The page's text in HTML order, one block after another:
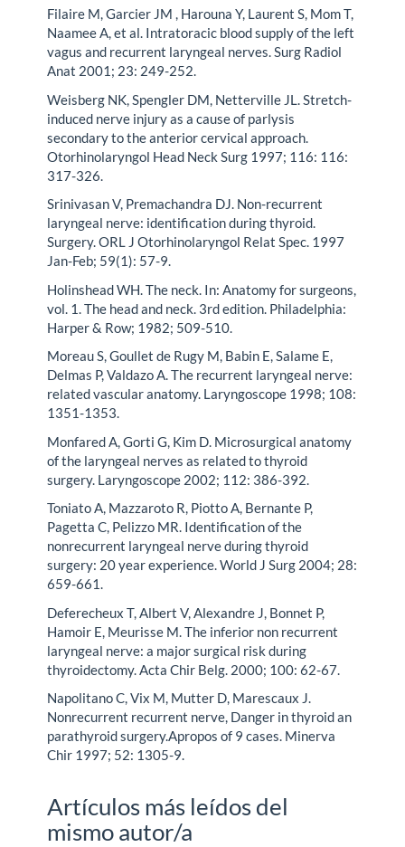
Filaire M, Garcier JM , Harouna Y, Laurent S, Mom T,
Naamee A, et al. Intratoracic blood supply of the left
vagus and recurrent laryngeal nerves. Surg Radiol
Anat 2001; 23: 249-252.
Weisberg NK, Spengler DM, Netterville JL. Stretch-
induced nerve injury as a cause of parlysis
secondary to the anterior cervical approach.
Otorhinolaryngol Head Neck Surg 1997; 116: 116:
317-326.
Srinivasan V, Premachandra DJ. Non-recurrent
laryngeal nerve: identification during thyroid.
Surgery. ORL J Otorhinolaryngol Relat Spec. 1997
Jan-Feb; 59(1): 57-9.
Holinshead WH. The neck. In: Anatomy for surgeons,
vol. 1. The head and neck. 3rd edition. Philadelphia:
Harper & Row; 1982; 509-510.
Moreau S, Goullet de Rugy M, Babin E, Salame E,
Delmas P, Valdazo A. The recurrent laryngeal nerve:
related vascular anatomy. Laryngoscope 1998; 108:
1351-1353.
Monfared A, Gorti G, Kim D. Microsurgical anatomy
of the laryngeal nerves as related to thyroid
surgery. Laryngoscope 2002; 112: 386-392.
Toniato A, Mazzaroto R, Piotto A, Bernante P,
Pagetta C, Pelizzo MR. Identification of the
nonrecurrent laryngeal nerve during thyroid
surgery: 20 year experience. World J Surg 2004; 28:
659-661.
Deferecheux T, Albert V, Alexandre J, Bonnet P,
Hamoir E, Meurisse M. The inferior non recurrent
laryngeal nerve: a major surgical risk during
thyroidectomy. Acta Chir Belg. 2000; 100: 62-67.
Napolitano C, Vix M, Mutter D, Marescaux J.
Nonrecurrent recurrent nerve, Danger in thyroid an
parathyroid surgery.Apropos of 9 cases. Minerva
Chir 1997; 52: 1305-9.
Artículos más leídos del
mismo autor/a